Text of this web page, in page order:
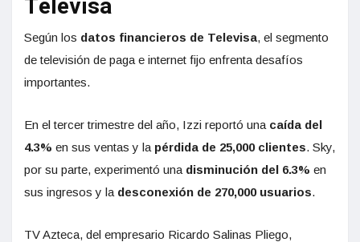
Televisa
Según los datos financieros de Televisa, el segmento
de televisión de paga e internet fijo enfrenta desafíos
importantes.
En el tercer trimestre del año, Izzi reportó una caída del
4.3% en sus ventas y la pérdida de 25,000 clientes. Sky,
por su parte, experimentó una disminución del 6.3% en
sus ingresos y la desconexión de 270,000 usuarios.
TV Azteca, del empresario Ricardo Salinas Pliego,